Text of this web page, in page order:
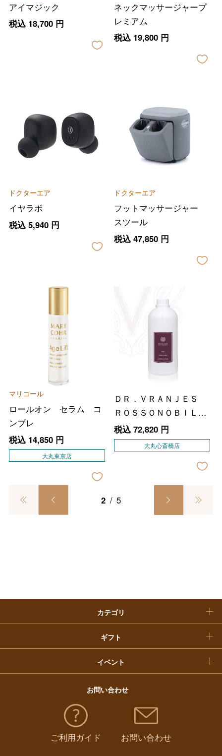
アイマジック
税込 18,700円
ネックマッサージャープ
レミアム
税込 19,800円
ドクターエア
イヤラボ
税込 5,940円
ドクターエア
フットマッサージャー
スツール
税込 47,850円
マリコール
ロールオン セラム コ
ンブレ
税込 14,850円
大丸東京店
ＤＲ．ＶＲＡＮＪＥＳ
ＲＯＳＳＯＮＯＢＩＬＥ
＜ロッソノービレ＞ディ
フューザー リフィル
２．５Ｌ
税込 72,820円
大丸心斎橋店
2 / 5
カテゴリ
フード＆スイーツ
ビューティー
ホーム＆インテリア
ベビー＆キッズ
ギフト
大丸・松坂屋のギフト
結婚内祝い
お香典返し
イベント
ホワイトデー
母の日
父の日
福袋
お問い合わせ
ご利用ガイド お問い合わせ